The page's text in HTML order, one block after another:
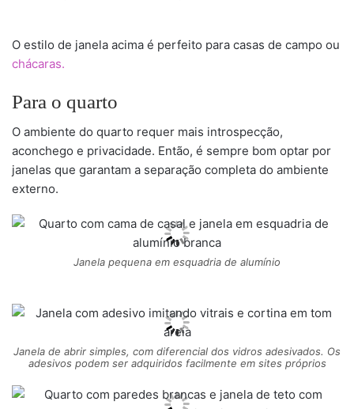
O estilo de janela acima é perfeito para casas de campo ou
chácaras.
Para o quarto
O ambiente do quarto requer mais introspecção,
aconchego e privacidade. Então, é sempre bom optar por
janelas que garantam a separação completa do ambiente
externo.
Janela pequena em esquadria de alumínio
Janela de abrir simples, com diferencial dos vidros adesivados. Os
adesivos podem ser adquiridos facilmente em sites próprios